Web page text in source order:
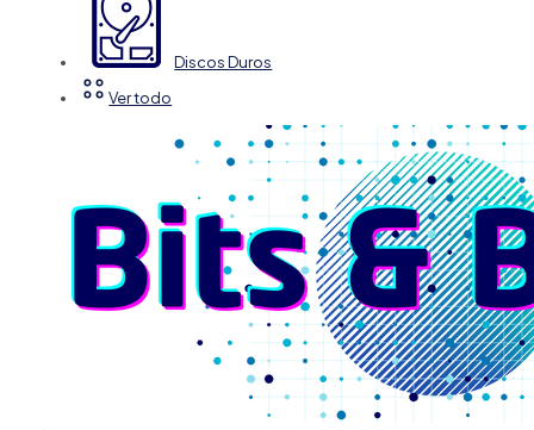
Discos Duros
Ver todo